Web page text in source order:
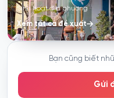
Sinh hoạt địa phương
Xem tất cả đề xuất
Bạn cũng biết
Gửi